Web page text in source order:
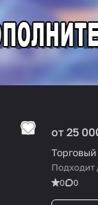
от 25
Подходит
0 0